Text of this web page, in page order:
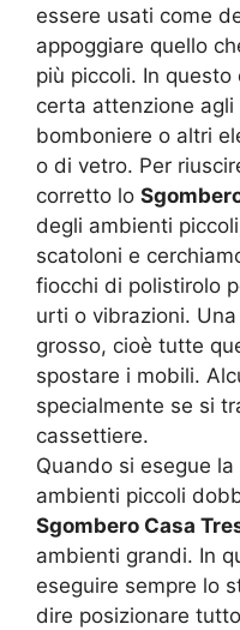
essere usati come
appoggiare quello
più piccoli. In
certa attenzione
bomboniere o altri
o di vetro. Per
corretto lo
degli ambienti
scatoloni e
fiocchi di polistirolo
urti o vibrazioni.
grosso, cioè tutte
spostare i mobili.
specialmente se si
cassettiere.
Quando si esegue
ambienti piccoli
Sgombero Casa
ambienti grandi. In
eseguire sempre lo
dire posizionare